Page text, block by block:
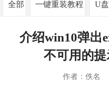
全部 一键重装教程 U
介绍win10弹出
不可用的
作者：佚名